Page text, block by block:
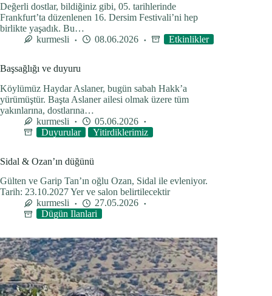
Değerli dostlar, bildiğiniz gibi, 05. tarihlerinde
Frankfurt’ta düzenlenen 16. Dersim Festivali’ni hep
birlikte yaşadık. Bu…
kurmesli
08.06.2026 Etkinlikler
Başsağlığı ve duyuru
Köylümüz Haydar Aslaner, bugün sabah Hakk’a
yürümüştür. Başta Aslaner ailesi olmak üzere tüm
yakınlarına, dostlarına…
kurmesli
05.06.2026
Duyurular
Yitirdiklerimiz
Sidal & Ozan’ın düğünü
Gülten ve Garip Tan’ın oğlu Ozan, Sidal ile evleniyor.
Tarih: 23.10.2027 Yer ve salon belirtilecektir
kurmesli
27.05.2026
Dügün Ilanlari